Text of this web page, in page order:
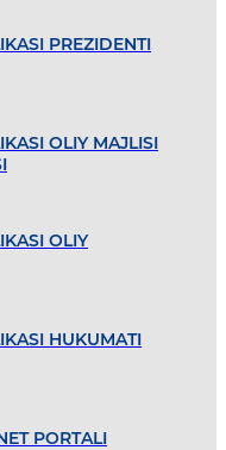
PREZIDENTI
OLIY MAJLISI
OLIY
HUKUMATI
PORTALI